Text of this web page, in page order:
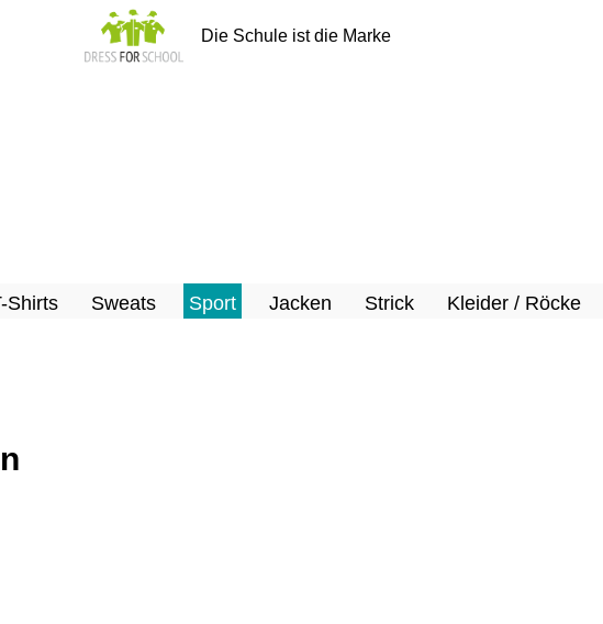
Die Schule ist die Marke
Shirts Sweats Sport Jacken Strick Kleider / Röcke